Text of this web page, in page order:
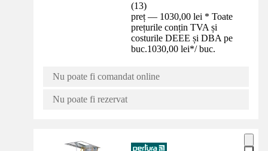
(13)
preț — 1030,00 lei * Toate
prețurile conțin TVA și
costurile DEEE și DBA pe
buc.1030,00 lei*/ buc.
Nu poate fi comandat online
Nu poate fi rezervat